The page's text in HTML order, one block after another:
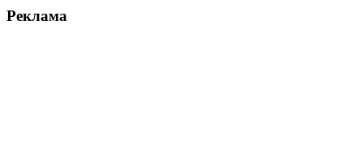
Реклама